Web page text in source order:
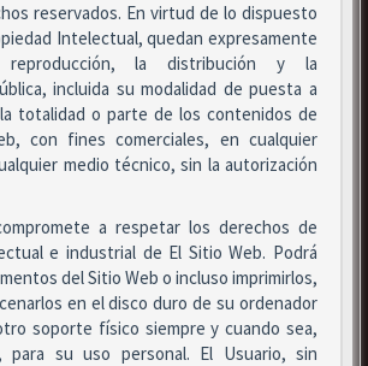
reservados. En virtud de lo dispuesto
Intelectual, quedan expresamente
reproducción, la distribución y la
incluida su modalidad de puesta a
totalidad o parte de los contenidos de
con fines comerciales, en cualquier
medio técnico, sin la autorización
a respetar los derechos de
e industrial de El Sitio Web. Podrá
del Sitio Web o incluso imprimirlos,
en el disco duro de su ordenador
soporte físico siempre y cuando sea,
para su uso personal. El Usuario, sin